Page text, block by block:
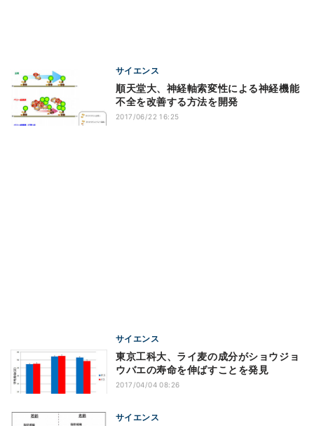
サイエンス
順天堂大、神経軸索変性による神経機能
不全を改善する方法を開発
2017/06/22 16:25
サイエンス
東京工科大、ライ麦の成分がショウジョ
ウバエの寿命を伸ばすことを発見
2017/04/04 08:26
サイエンス